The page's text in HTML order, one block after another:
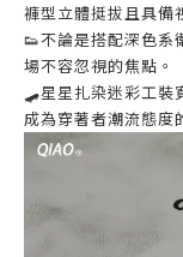
褲型立體挺拔且具備
👟不論是搭配深色系
場不容忽視的焦點。
🛹星星扎染迷彩工裝
成為穿著者潮流態度